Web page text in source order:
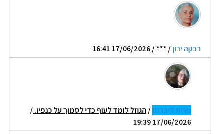
רבקה ירון/
***
/ 17/06/2026 16:41
נורית ליברמן/ הגוזל לומד לעוף כדי לסמוך על כנפיו./
17/06/2026 19:39